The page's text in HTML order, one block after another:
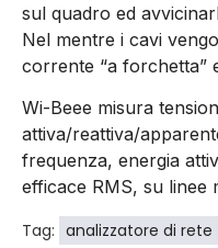
sul quadro ed
Nel mentre i cavi
corrente “a forchetta”
Wi-Beee misura
attiva/reattiva/
frequenza, energia
efficace RMS, su linee
Tag: analizzatore di rete